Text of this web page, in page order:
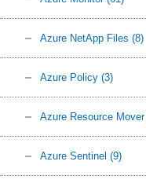
Azure NetApp Files (8)
Azure Policy (3)
Azure Resource Mover
Azure Sentinel (9)